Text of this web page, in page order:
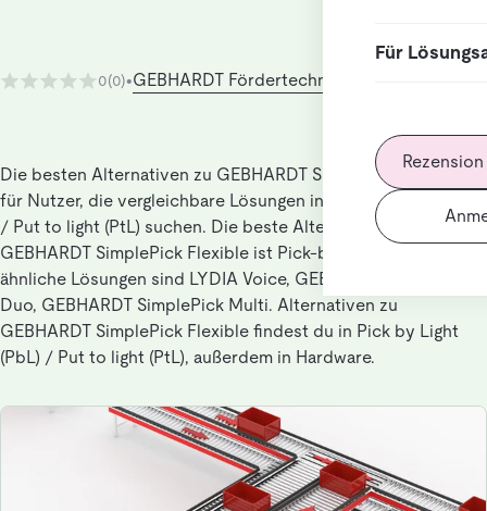
Für
0(0)•GEBHARDT Fördertechnik GmbH
Die besten Alternativen zu GEBHARDT SimplePick Flexible
für Nutzer, die vergleichbare Lösungen in Pick by Light (PbL)
/ Put to light (PtL) suchen. Die beste Alternative zu
GEBHARDT SimplePick Flexible ist Pick-by-Light. Weitere
ähnliche Lösungen sind LYDIA Voice, GEBHARDT SimplePick
Duo, GEBHARDT SimplePick Multi. Alternativen zu
GEBHARDT SimplePick Flexible findest du in Pick by Light
(PbL) / Put to light (PtL), außerdem in Hardware.